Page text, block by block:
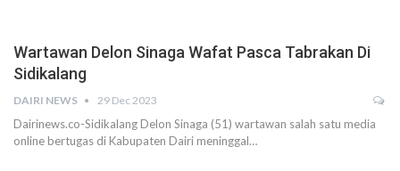
Wartawan Delon Sinaga Wafat Pasca Tabrakan Di
Sidikalang
DAIRI NEWS 29 Dec 2023
Dairinews.co-Sidikalang Delon Sinaga (51) wartawan salah satu media
online bertugas di Kabupaten Dairi meninggal…